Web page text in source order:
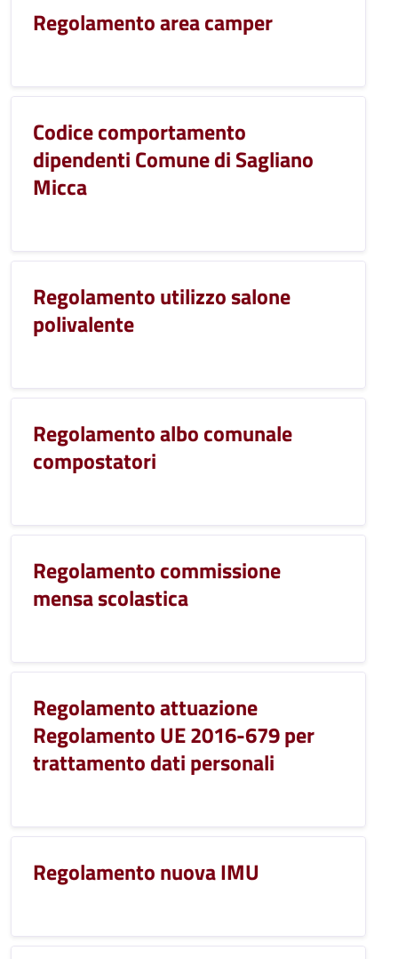
Regolamento area camper
Codice comportamento
dipendenti Comune di Sagliano
Micca
Regolamento utilizzo salone
polivalente
Regolamento albo comunale
compostatori
Regolamento commissione
mensa scolastica
Regolamento attuazione
Regolamento UE 2016-679 per
trattamento dati personali
Regolamento nuova IMU